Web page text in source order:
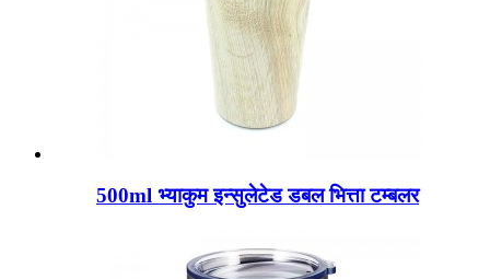
500ml भ्याकुम इन्सुलेटेड डबल भित्ता टम्बलर